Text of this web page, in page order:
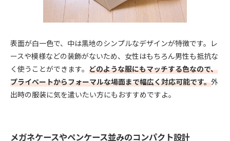
表面が白一色で、中は黒地のシンプルなデザインが特徴です。レ
ースや模様などの装飾がないため、女性はもちろん男性も抵抗な
く使うことができます。 どのような服にもマッチする色なので、
プライベートからフォーマルな場面まで幅広く対応可能です。外
出時の服装に気を遣いたい方にもおすすめですよ。
メガネケースやペンケース並みのコンパクト設計